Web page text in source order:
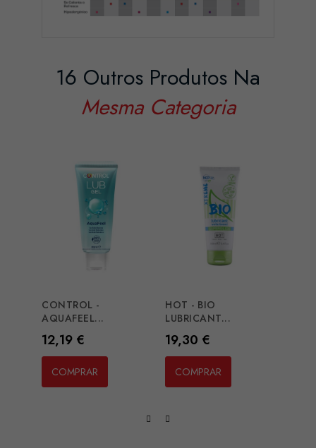
16 Outros Produtos Na
Mesma Categoria
CONTROL -
AQUAFEEL...
Preço
12,19 €
COMPRAR
HOT - BIO
LUBRICANT...
Preço
19,30 €
COMPRAR